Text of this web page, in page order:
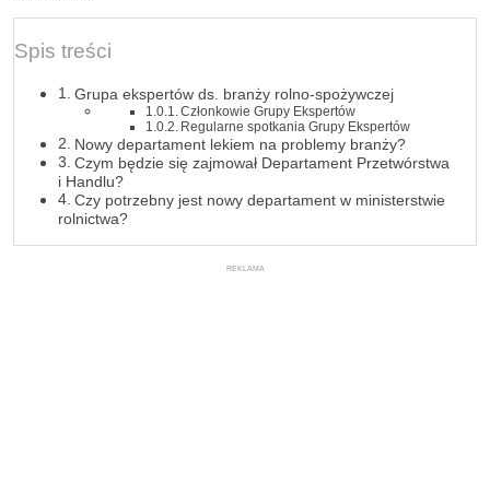
Spis treści
Grupa ekspertów ds. branży rolno-spożywczej
Członkowie Grupy Ekspertów
Regularne spotkania Grupy Ekspertów
Nowy departament lekiem na problemy branży?
Czym będzie się zajmował Departament Przetwórstwa
i Handlu?
Czy potrzebny jest nowy departament w ministerstwie
rolnictwa?
REKLAMA